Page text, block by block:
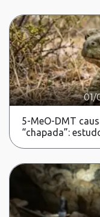
01/
5-MeO-DMT
“chapada”: